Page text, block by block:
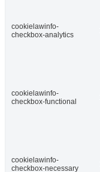
cookielawinfo-
checkbox-analytics
cookielawinfo-
checkbox-functional
cookielawinfo-
checkbox-necessary